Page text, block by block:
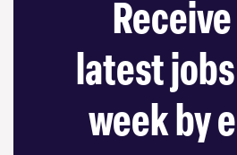
latest
week by